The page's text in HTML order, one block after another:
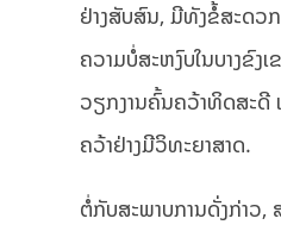
ຢ່າງສັບສົນ, ມີທັງຂໍ້ສະດວ
ຄວາມບໍ່ສະຫງົບໃນບາງຂົ
ວຽກງານຄົ້ນຄວ້າທິດສະດີ
ຄວ້າຢ່າງມີວິທະຍາສາດ.
ຕໍ່ກັບສະພາບການດັ່ງກ່າວ,